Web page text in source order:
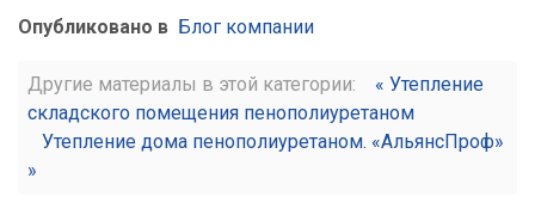
Опубликовано в Блог компании
Другие материалы в этой категории:
« Утепление
складского помещения пенополиуретаном
Утепление дома пенополиуретаном. «АльянсПроф»
»